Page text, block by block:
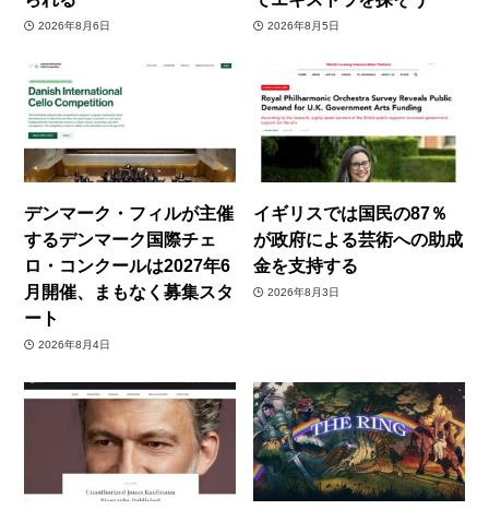
2026年8月6日 2026年8月5日
デンマーク・フィルが主催
するデンマーク国際チェ
ロ・コンクールは2027年6
月開催、まもなく募集スタ
ート
2026年8月4日
イギリスでは国民の87％
が政府による芸術への助成
金を支持する
2026年8月3日